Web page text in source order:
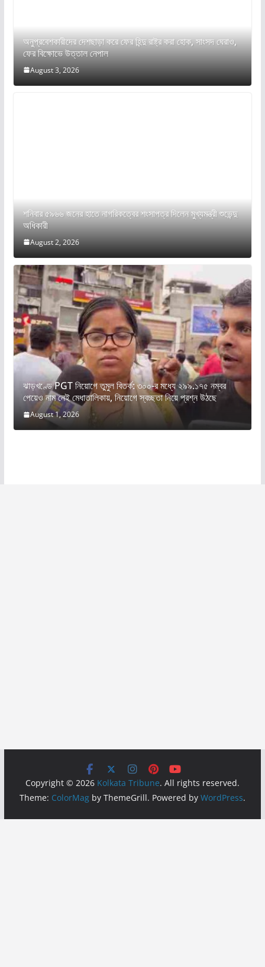
অনুপ্রবেশকারীদের দেশছাড়া করে ফের হিন্দু রাষ্ট্র করা হোক, সাংসদ ঘেরাও,
ফের বিক্ষোভে উত্তাল নেপাল
August 3, 2026
শনিবার ৫৯৬৬ জনের হাতে নাগরিকত্বের শংসাপত্র দিলেন মুখ্যমন্ত্রী শুভেন্দু
অধিকারী
August 2, 2026
ঝাড়খণ্ডে PGT নিয়োগে তুমুল বিতর্ক: ৩০০-র মধ্যে ২৯৯.১৭৫ নম্বর
পেয়েও নাম নেই মেধাতালিকায়, নিয়োগে স্বচ্ছতা নিয়ে প্রশ্ন উঠছে
August 1, 2026
Copyright © 2026 Kolkata Tribune. All rights reserved.
Theme: ColorMagby ThemeGrill. Powered by WordPress.